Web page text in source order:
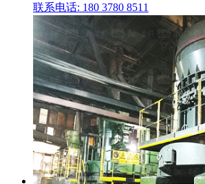
联系电话: 180 3780 8511